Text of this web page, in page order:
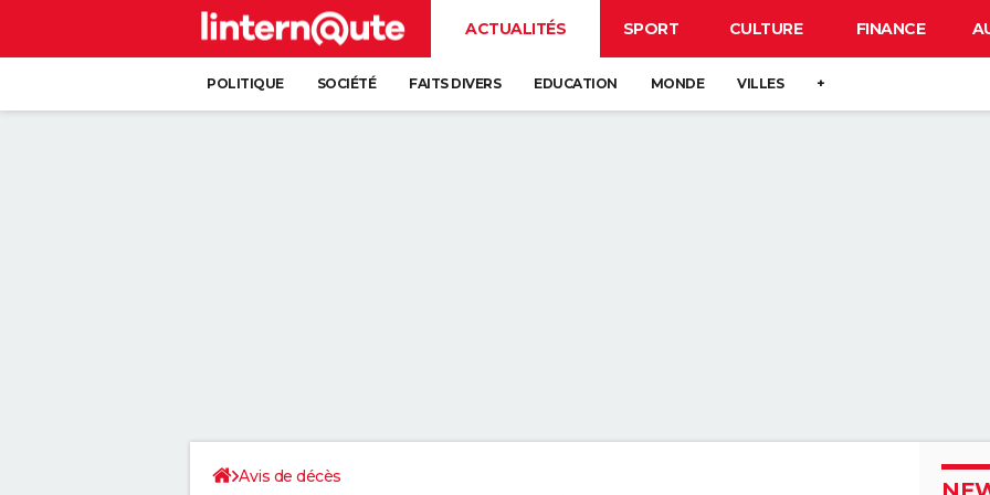
ACTUALITÉS SPORT CULTURE FINANCE
POLITIQUE SOCIÉTÉ FAITS DIVERS EDUCATION MONDE VILLES +
Avis de décès